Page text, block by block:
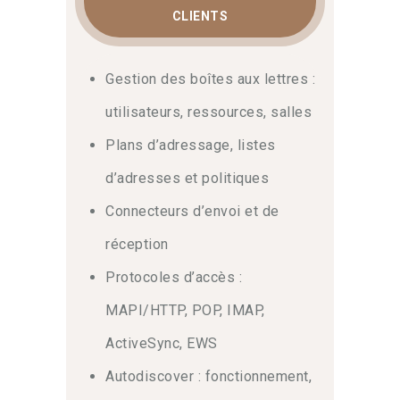
d’activité. Par ailleurs, vous pouvez
approfondir vos connaissances
Microsoft Exchange Server sur
toutes les clés pour la gestion des
certificats SSL.
Hybridation, migration vers
Microsoft 365 et maintenance
En conclusion, la conception
d’environnements hybrides, la
et l’exécution de migrations vers
permettront de moderniser le système
d’information. De surcroît, la
CLIENTS
Gestion des boîtes aux lettres :
utilisateurs, ressources, salles
Plans d’adressage, listes
d’adresses et politiques
Connecteurs d’envoi et de
réception
Protocoles d’accès :
MAPI/HTTP, POP, IMAP,
ActiveSync, EWS
Autodiscover : fonctionnement,